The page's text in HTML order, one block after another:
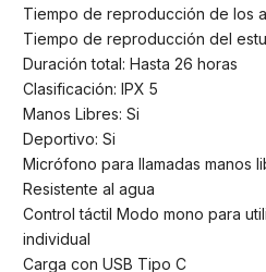
Tiempo de reproducción de los
Tiempo de reproducción del
Duración total: Hasta 26 horas
Clasificación: IPX 5
Manos Libres: Si
Deportivo: Si
Micrófono para llamadas manos
Resistente al agua
Control táctil Modo mono para
individual
Carga con USB Tipo C